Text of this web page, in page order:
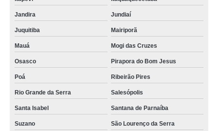
Jandira Jundiaí
Juquitiba Mairiporã
Mauá Mogi das Cruzes
Osasco Pirapora do Bom Jesus
Poá Ribeirão Pires
Rio Grande da Serra Salesópolis
Santa Isabel Santana de Parnaíba
Suzano São Lourenço da Serra